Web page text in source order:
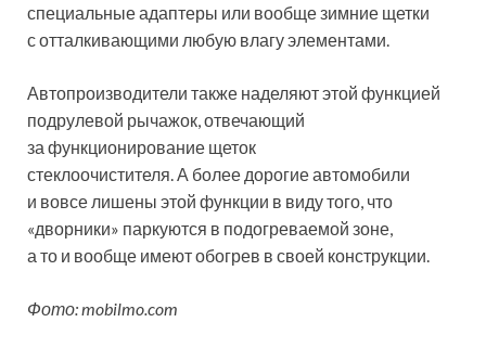
специальные адаптеры или вообще зимние щетки
с отталкивающими любую влагу элементами.
Автопроизводители также наделяют этой функцией
подрулевой рычажок, отвечающий
за функционирование щеток
стеклоочистителя. А более дорогие автомобили
и вовсе лишены этой функции в виду того, что
«дворники» паркуются в подогреваемой зоне,
а то и вообще имеют обогрев в своей конструкции.
Фото: mobilmo.com